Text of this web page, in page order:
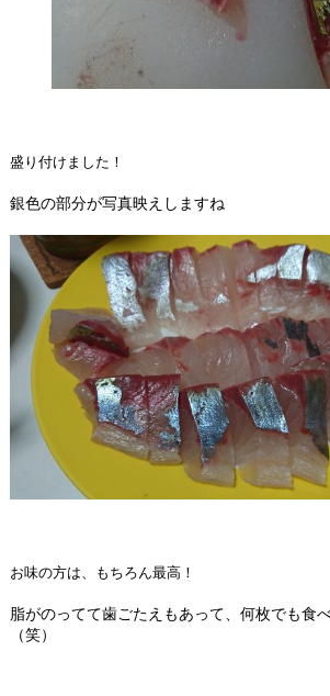
盛り付けました！
銀色の部分が写真映えしますね
お味の方は、もちろん最高！
脂がのってて歯ごたえもあって、何枚でも食
（笑）